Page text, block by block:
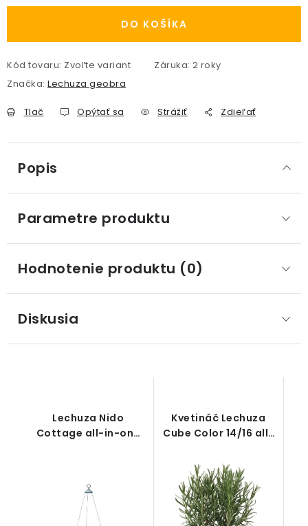
DO KOŠÍKA
Kód tovaru: Zvoľte variant Záruka: 2 roky
Značka: Lechuza geobra
Tlač Opýtať sa Strážiť Zdieľať
Popis
Parametre produktu
Hodnotenie produktu (0)
Diskusia
Lechuza Nido
Cottage all-in-one
Kvetináč Lechuza
Cube Color 14/16 all-